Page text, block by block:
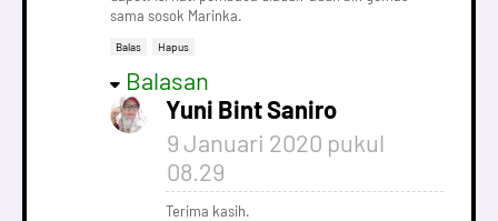
sama sosok Marinka.
Balas Hapus
Balasan
Yuni Bint Saniro
9 Januari 2020 pukul
08.29
Terima kasih.